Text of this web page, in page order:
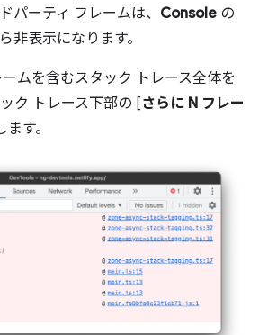
パーティ フレームは、 Console の
非表示になります。
ムを含むスタック トレース全体を
ク トレース下部の [さらに N フレー
す。